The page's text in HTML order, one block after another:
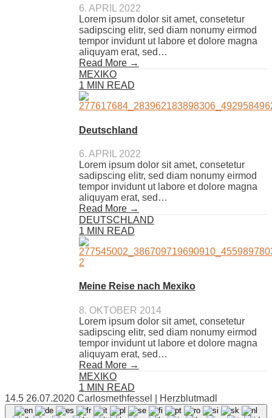
6. APRIL 2022
Lorem ipsum dolor sit amet, consetetur
sadipscing elitr, sed diam nonumy eirmod
tempor invidunt ut labore et dolore magna
aliquyam erat, sed…
Read More →
MEXIKO
1 MIN READ
Deutschland
6. APRIL 2022
Lorem ipsum dolor sit amet, consetetur
sadipscing elitr, sed diam nonumy eirmod
tempor invidunt ut labore et dolore magna
aliquyam erat, sed…
Read More →
DEUTSCHLAND
1 MIN READ
Meine Reise nach Mexiko
8. OKTOBER 2014
Lorem ipsum dolor sit amet, consetetur
sadipscing elitr, sed diam nonumy eirmod
tempor invidunt ut labore et dolore magna
aliquyam erat, sed…
Read More →
MEXIKO
1 MIN READ
14.5 26.07.2020 Carlosmethfessel | Herzblutmadl